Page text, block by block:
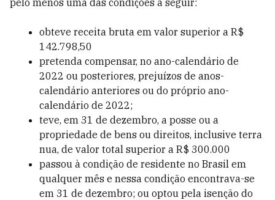
pelo menos uma das condições a seguir:
obteve receita bruta em valor superior a R$
142.798,50
pretenda compensar, no ano-calendário de
2022 ou posteriores, prejuízos de anos-
calendário anteriores ou do próprio ano-
calendário de 2022;
teve, em 31 de dezembro, a posse ou a
propriedade de bens ou direitos, inclusive terra
nua, de valor total superior a R$ 300.000
passou à condição de residente no Brasil em
qualquer mês e nessa condição encontrava-se
em 31 de dezembro; ou optou pela isenção do